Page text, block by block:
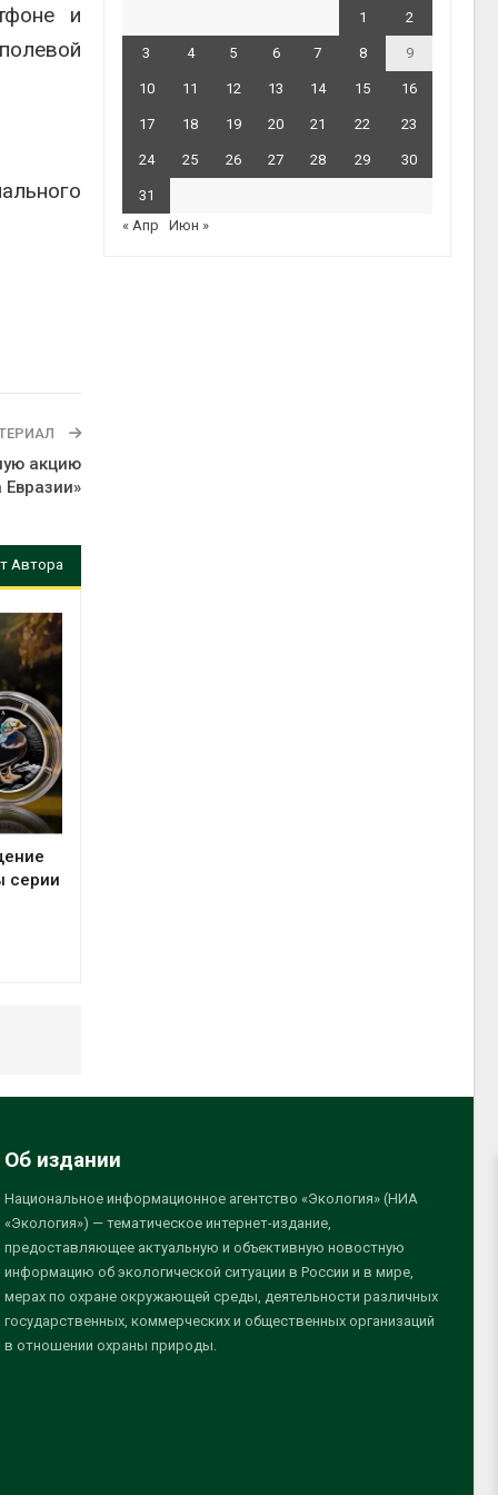
и
акцию
Автора
серии
1 2
3 4 5 6 7 8 9
10 11 12 13 14 15 16
17 18 19 20 21 22 23
24 25 26 27 28 29 30
31
« Апр
Июн »
Об издании
Национальное информационное агентство «Экология» (НИА
«Экология») — тематическое интернет-издание,
предоставляющее актуальную и объективную новостную
информацию об экологической ситуации в России и в мире,
мерах по охране окружающей среды, деятельности различных
государственных, коммерческих и общественных организаций
в отношении охраны природы.